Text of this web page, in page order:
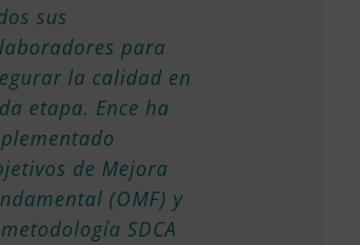
sus
para
la calidad en
etapa. Ence ha
de Mejora
(OMF) y
SDCA